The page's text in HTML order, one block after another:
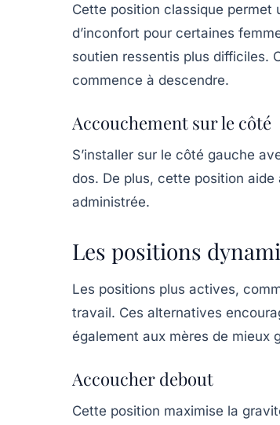
Cette position classique
d’inconfort pour certaines
soutien ressentis plus difficiles.
commence à descendre.
Accouchement sur le côté
S’installer sur le côté gauche
dos. De plus, cette position
administrée.
Les positions
Les positions plus actives,
travail. Ces alternatives
également aux mères de mieux
Accoucher debout
Cette position maximise la